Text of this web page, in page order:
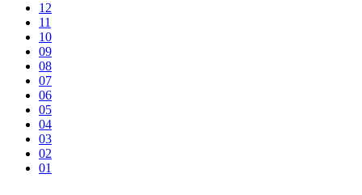
12
11
10
09
08
07
06
05
04
03
02
01